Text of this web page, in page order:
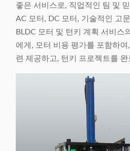
좋은 서비스로, 직업적인 팀 및
AC 모터, DC 모터, 기술적인 고
BLDC 모터 및 턴키 계획 서비스
에게, 모터 비용 평가를 포함하
련 제공하고, 턴키 프로젝트를 완